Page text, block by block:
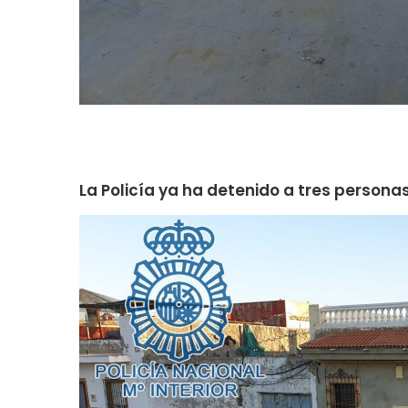
La Policía ya ha detenido a tres